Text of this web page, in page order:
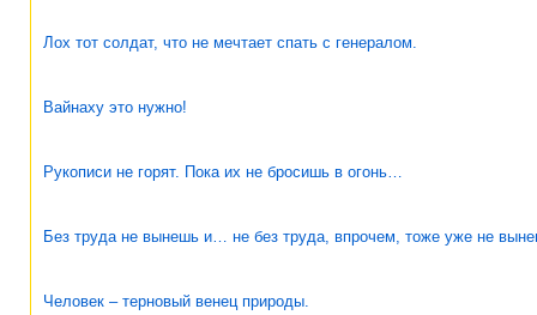
Лох тот солдат, что не мечтает спать с генералом.
Вайнаху это нужно!
Рукописи не горят. Пока их не бросишь в огонь…
Без труда не вынешь и… не без труда, впрочем, тоже уже не
Человек – терновый венец природы.